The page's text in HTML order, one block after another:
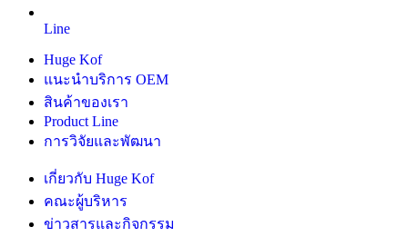
Line
Huge Kof
แนะนำบริการ OEM
สินค้าของเรา
Product Line
การวิจัยและพัฒนา
เกี่ยวกับ Huge Kof
คณะผู้บริหาร
ข่าวสารและกิจกรรม